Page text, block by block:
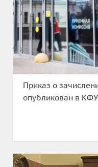
Приказ о
опубликован в КФУ